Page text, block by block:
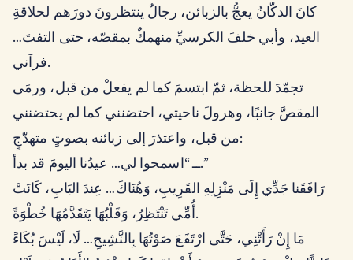
كانَ الدكّانُ يعجُّ بالزبائن، رجالٌ ينتظرونَ دورَهم لحلاقةِ
العيد، وأبي خلفَ الكرسيِّ منهمكٌ بمقصّه، حتى التفتَ…
فرآني.
تجمّدَ للحظة، ثمّ ابتسمَ كما لم يفعلْ من قبل، ورمَى
المقصَّ جانبًا، وهرولَ ناحيتي، احتضنني كما لم يحتضنني
من قبل، واعتذرَ إلى زبائنه بصوتٍ متهدّجٍ:
ــ “اسمحوا لي… عيدُنا اليومَ قد بدأ.”
رَافَقَنا جَدِّي إِلَى مَنْزِلِهِ القَرِيبِ، وَهُنَاكَ… عِندَ البَابِ، كَانَتْ
أُمِّي تَنْتَظِرُ، وَقَلْبُهَا يَتَقَدَّمُهَا خُطْوَةً.
مَا إِنْ رَأَتْنِي، حَتَّى ارْتَفَعَ صَوْتُهَا بِالنَّشِيجِ… لَا، لَيْسَ بُكَاءً